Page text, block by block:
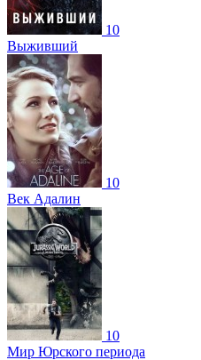
10
Выживший
10
Век Адалин
10
Мир Юрского периода